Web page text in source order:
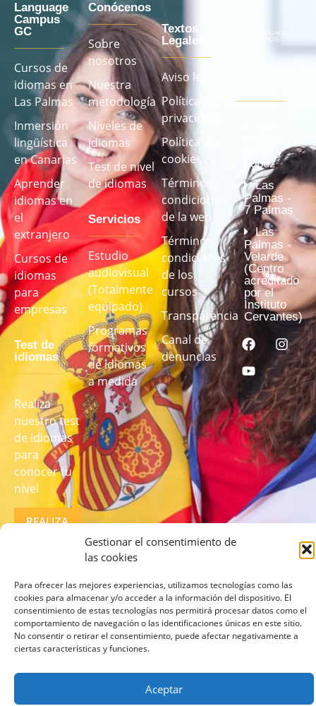
Gestionar el consentimiento de
las cookies
Para ofrecer las mejores experiencias, utilizamos tecnologías como las
cookies para almacenar y/o acceder a la información del dispositivo. El
consentimiento de estas tecnologías nos permitirá procesar datos como el
comportamiento de navegación o las identificaciones únicas en este sitio.
No consentir o retirar el consentimiento, puede afectar negativamente a
ciertas características y funciones.
Aceptar
Language
Campus
GC
Cursos de
idiomas en
Las Palmas
Inmersión
lingüística
en Canarias
Aprender
idiomas en
el
extranjero
Cursos de
idiomas
para
empresas
Test de
idiomas
Realiza
nuestro test
de idiomas
para
conocer tu
nivel
REALIZA
Conócenos
Sobre
nosotros
Nuestra
metodología
Niveles de
idiomas
Test de nivel
de idiomas
Servicios
Estudio
audiovisual
(Totalmente
equipado)
Programas
formativos
de idiomas
a medida
Textos
Legales
Aviso legal
Política de
privacidad
Política de
cookies
Términos y
condiciones
de la web
Términos y
condiciones
de los
cursos
Transparencia
Canal de
denuncias
Mesa y
López
Las
Palmas -
7 Palmas
Las
Palmas -
Velarde
(Centro
acreditado
por el
Instituto
Cervantes)
© 2026 lcampus.co Todos los derechos reservados.